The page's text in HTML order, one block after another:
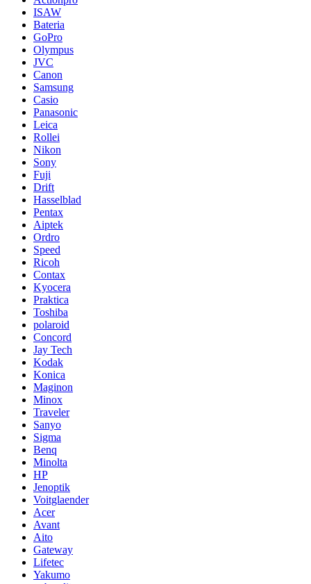
ISAW
Bateria
GoPro
Olympus
JVC
Canon
Samsung
Casio
Panasonic
Leica
Rollei
Nikon
Sony
Fuji
Drift
Hasselblad
Pentax
Aiptek
Ordro
Speed
Ricoh
Contax
Kyocera
Praktica
Toshiba
polaroid
Concord
Jay Tech
Kodak
Konica
Maginon
Minox
Traveler
Sanyo
Sigma
Benq
Minolta
HP
Jenoptik
Voitglaender
Acer
Avant
Aito
Gateway
Lifetec
Yakumo